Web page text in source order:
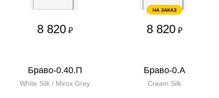
8 820 ₽
НА ЗАКАЗ
8 820 ₽
Браво-0.40.П
White Silk / Mirox Grey
Браво-0.А
Cream Silk